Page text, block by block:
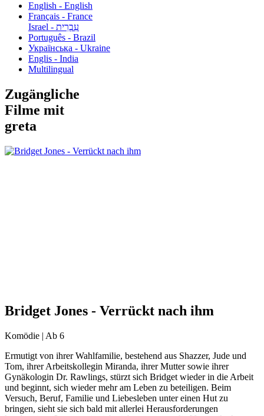
English - English
Français - France
עִבְרִית - Israel
Português - Brazil
Українська - Ukraine
Englis - India
Multilingual
Zugängliche
Filme mit
greta
Bridget Jones - Verrückt nach ihm
Komödie | Ab 6
Ermutigt von ihrer Wahlfamilie, bestehend aus Shazzer, Jude und
Tom, ihrer Arbeitskollegin Miranda, ihrer Mutter sowie ihrer
Gynäkologin Dr. Rawlings, stürzt sich Bridget wieder in die Arbeit
und beginnt, sich wieder mehr am Leben zu beteiligen. Beim
Versuch, Beruf, Familie und Liebesleben unter einen Hut zu
bringen, sieht sie sich bald mit allerlei Herausforderungen